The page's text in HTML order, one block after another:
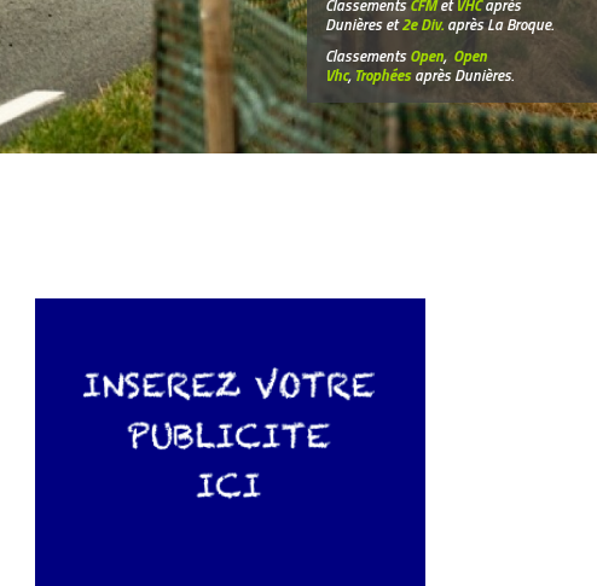
ClassementsCFMetVHCaprès
Dunières et2e Div. après La Broque.
ClassementsOpen, Open
Vhc, Trophéesaprès Dunières.